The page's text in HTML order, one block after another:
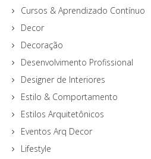
Cursos & Aprendizado Contínuo
Decor
Decoração
Desenvolvimento Profissional
Designer de Interiores
Estilo & Comportamento
Estilos Arquitetônicos
Eventos Arq Decor
Lifestyle